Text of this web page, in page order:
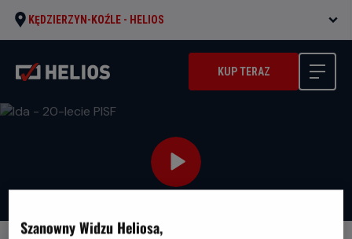
KĘDZIERZYN-KOŹLE - HELIOS
KUP TERAZ
Szanowny Widzu Heliosa,